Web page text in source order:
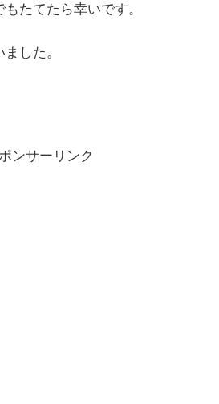
たてたら幸いです。
した。
ンサーリンク